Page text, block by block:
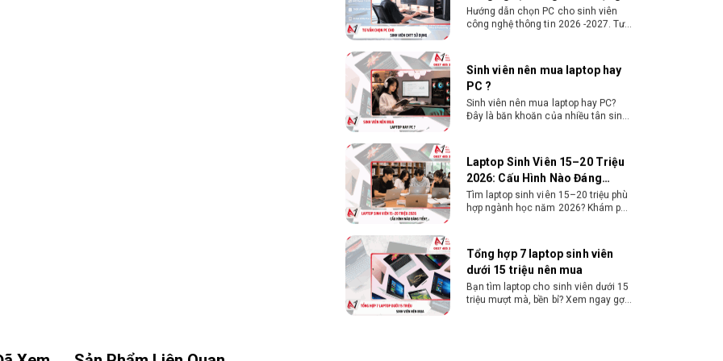
Sinh viên nên mua laptop hay PC?
Đây là băn khoăn của nhiều tân sinh
chuẩn ngành, hợp túi tiền!
Laptop Sinh Viên 15–20 Triệu
2026: Cấu Hình Nào Đáng
Tiền?
Tìm laptop sinh viên 15–20 triệu phù
hợp ngành học năm 2026? Khám phá
Tổng hợp 7 laptop sinh viên
dưới 15 triệu nên mua
Bạn tìm laptop cho sinh viên dưới 15
triệu mượt mà, bền bỉ? Xem ngay gợi
năm đại học.
Dịch vụ build PC đồ họa tại
Đồng Nai theo yêu cầu, giá tốt,
uy tín
Dịch vụ build PC đồ họa tại Đồng Nai
theo yêu cầu uy tín, tối ưu cấu hình